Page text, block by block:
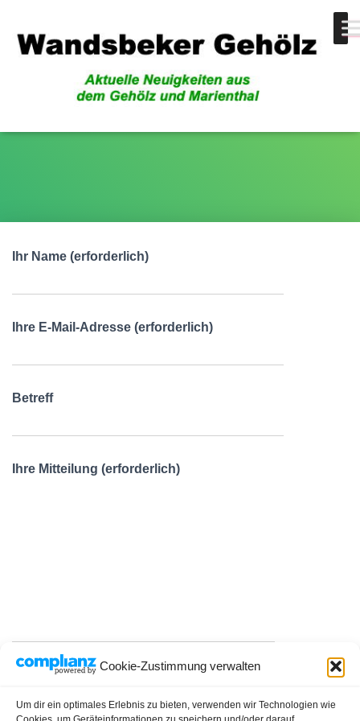
Cookie-Zustimmung verwalten
Um dir ein optimales Erlebnis zu bieten, verwenden wir Technologien wie
Ihr Name (erforderlich)
Ihre E-Mail-Adresse (erforderlich)
Betreff
Ihre Mitteilung (erforderlich)